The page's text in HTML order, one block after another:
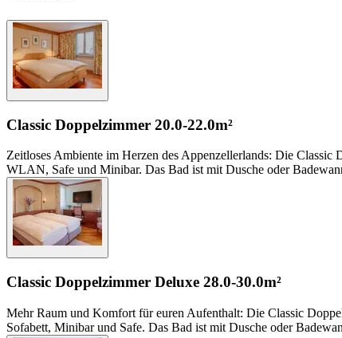
Classic Doppelzimmer 20.0-22.0m²
Zeitloses Ambiente im Herzen des Appenzellerlands: Die
WLAN, Safe und Minibar. Das Bad ist mit Dusche oder
Classic Doppelzimmer Deluxe 28.0-30.0m²
Mehr Raum und Komfort für euren Aufenthalt: Die Classic
Sofabett, Minibar und Safe. Das Bad ist mit Dusche oder